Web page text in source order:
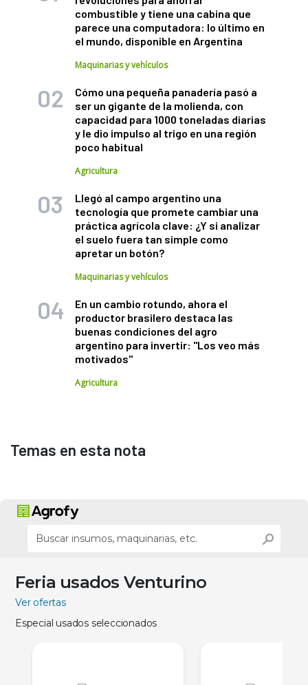
combustible y tiene una cabina que
parece una computadora: lo último en
el mundo, disponible en Argentina
Maquinarias y vehículos
Cómo una pequeña panadería pasó a
ser un gigante de la molienda, con
capacidad para 1000 toneladas diarias
y le dio impulso al trigo en una región
poco habitual
Agricultura
Llegó al campo argentino una
tecnología que promete cambiar una
práctica agrícola clave: ¿Y si analizar
el suelo fuera tan simple como
apretar un botón?
Maquinarias y vehículos
En un cambio rotundo, ahora el
productor brasilero destaca las
buenas condiciones del agro
argentino para invertir: "Los veo más
motivados"
Agricultura
Temas en esta nota
Feria usados Venturino
Ver ofertas
Especial usados seleccionados